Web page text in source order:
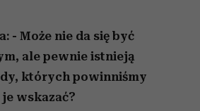
- Może nie da się być
ale pewnie istnieją
których powinniśmy
wskazać?